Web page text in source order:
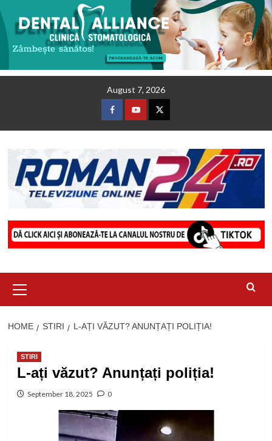
August 7, 2026
FacebookYoutubeTwitter
Menu
HOME STIRI L-AȚI VĂZUT? ANUNȚAȚI POLIȚIA!
STIRI
L-ați văzut? Anunțați poliția!
September 18, 2025 0